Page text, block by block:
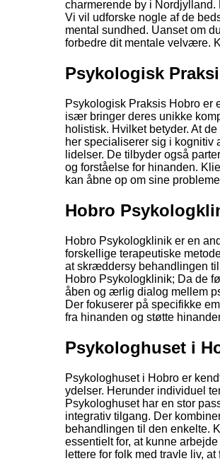
charmerende by i
Vi vil udforske nogle af de
mental sundhed. Uanset om
forbedre dit mentale velvære.
Psykologisk
Psykologisk Praksis Hobro er
især bringer deres unikke
holistisk. Hvilket betyder. At
her specialiserer sig i kognitiv
lidelser. De tilbyder også
og forståelse for hinanden.
kan åbne op om sine
Hobro
Hobro Psykologklinik er en
forskellige terapeutiske
at skræddersy behandlingen
Hobro Psykologklinik; Da de
åben og ærlig dialog mellem
Der fokuserer på specifikke
fra hinanden og støtte
Psykologhuset i
Psykologhuset i Hobro er
ydelser. Herunder individuel
Psykologhuset har en stor
integrativ tilgang. Der
behandlingen til den enkelte.
essentielt for, at kunne
lettere for folk med travle liv,